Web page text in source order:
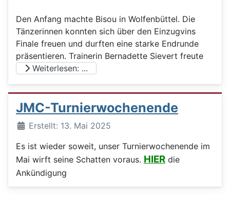
Den Anfang machte Bisou in Wolfenbüttel. Die
Tänzerinnen konnten sich über den Einzugvins
Finale freuen und durften eine starke Endrunde
präsentieren. Trainerin Bernadette Sievert freute
Weiterlesen: ...
JMC-Turnierwochenende
DetailsErstellt: 13. Mai 2025
Es ist wieder soweit, unser Turnierwochenende im
Mai wirft seine Schatten voraus. HIER die
Ankündigung